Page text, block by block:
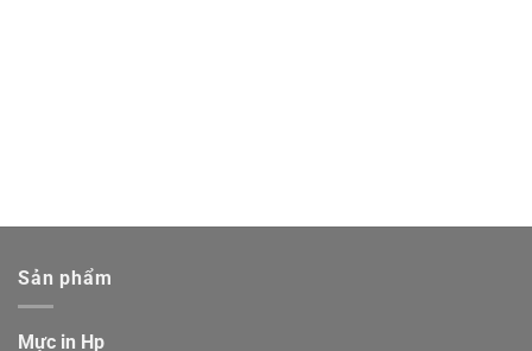
Sản phẩm
Mực in Hp